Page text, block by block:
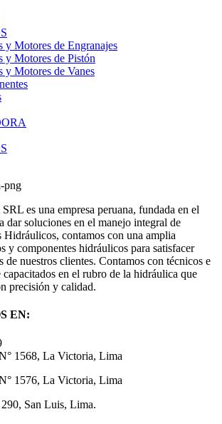
y Motores de Engranajes
y Motores de Pistón
y Motores de Vanes
es una empresa peruana, fundada en el
dar soluciones en el manejo integral de
Hidráulicos, contamos con una amplia
y componentes hidráulicos para satisfacer
de nuestros clientes. Contamos con técnicos e
capacitados en el rubro de la hidráulica que
precisión y calidad.
EN:
1568, La Victoria, Lima
1576, La Victoria, Lima
San Luis, Lima.